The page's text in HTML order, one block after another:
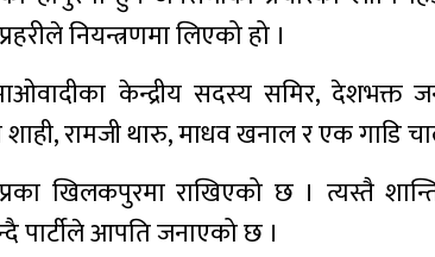
नियन्त्रणमा लिएको हो ।
माओवादीका केन्द्रीय सदस्य समिर, देशभक्त
शाही, रामजी थारु, माधव खनाल र एक गाडि
खिलकपुरमा राखिएको छ । त्यस्तै
पार्टीले आपति जनाएको छ ।